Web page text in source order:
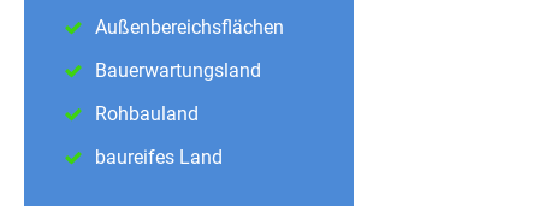
Außenbereichsflächen
Bauerwartungsland
Rohbauland
baureifes Land